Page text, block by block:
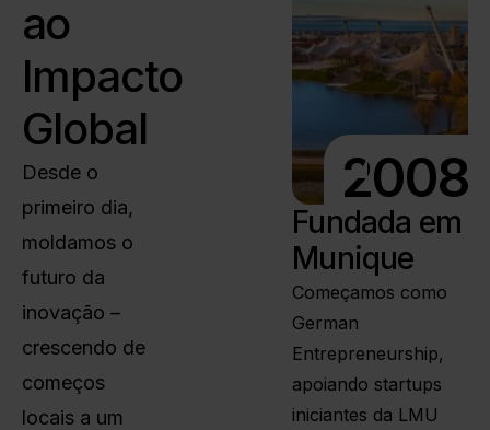
ao
Impacto
Global
Desde o
primeiro dia,
moldamos o
futuro da
inovação –
crescendo de
começos
locais a um
Fundada em
Munique
Começamos como
German
Entrepreneurship,
apoiando startups
iniciantes da LMU
2008